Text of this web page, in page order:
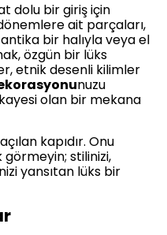
dolu bir giriş için
ait parçaları,
bir halıyla veya el
özgün bir lüks
etnik desenli kilimler
nuzu
olan bir mekana
kapıdır. Onu
stilinizi,
yansıtan lüks bir